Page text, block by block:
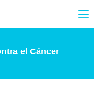
el Cáncer